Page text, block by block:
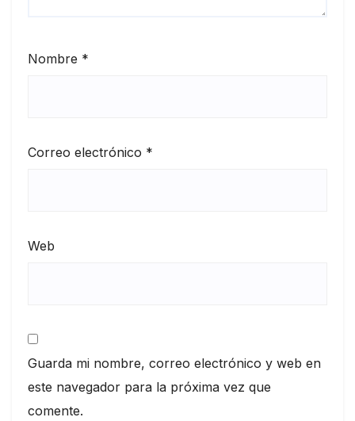
Nombre *
Correo electrónico *
Web
Guarda mi nombre, correo electrónico y web en
este navegador para la próxima vez que
comente.